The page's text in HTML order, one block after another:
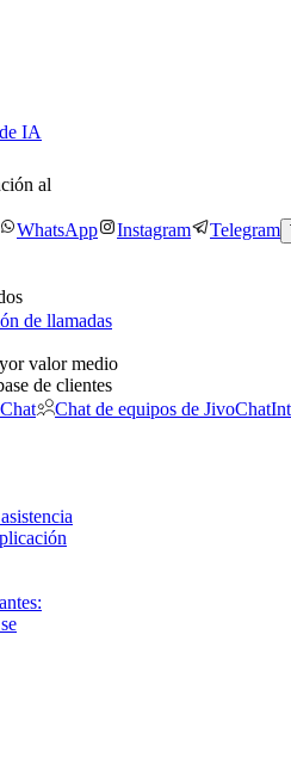
IA
al
WhatsApp Instagram Telegram
de llamadas
valor medio
de clientes
Chat de equipos de JivoChat